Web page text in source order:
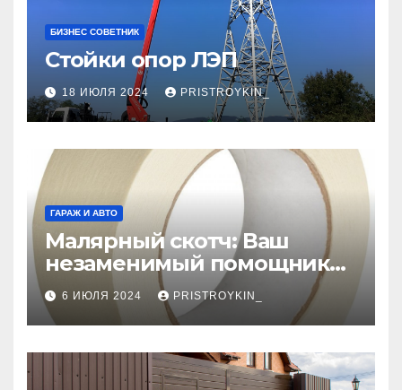
БИЗНЕС СОВЕТНИК
Стойки опор ЛЭП
18 ИЮЛЯ 2024 PRISTROYKIN_
ГАРАЖ И АВТО
Малярный скотч: Ваш
незаменимый помощник
при ремонтных работах
6 ИЮЛЯ 2024 PRISTROYKIN_